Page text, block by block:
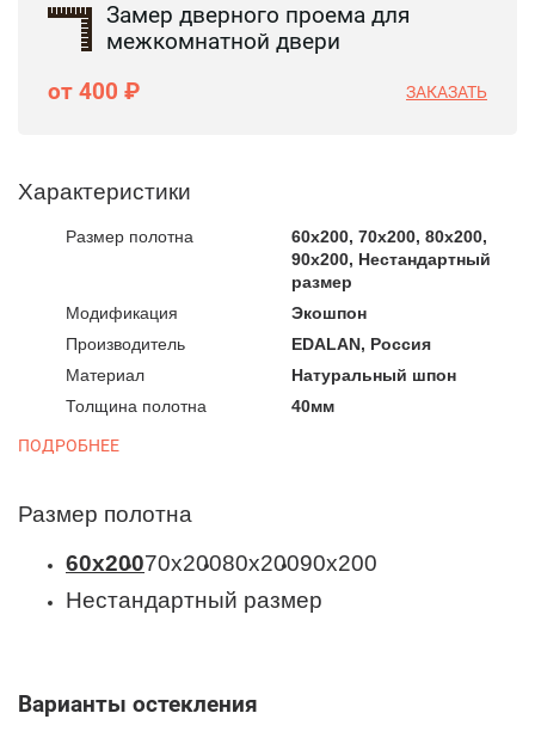
Замер дверного проема для
межкомнатной двери
от 400 ₽
ЗАКАЗАТЬ
Характеристики
Размер полотна
60x200, 70x200, 80x200,
90x200, Нестандартный
размер
Модификация
Экошпон
Производитель
EDALAN, Россия
Материал
Натуральный шпон
Толщина полотна
40мм
ПОДРОБНЕЕ
Размер полотна
60x20070x20080x20090x200
Нестандартный размер
Варианты остекления